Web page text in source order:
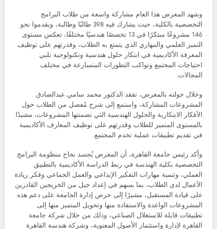
وشهد المعرض هذا العام مشاركة واسعة من طلاب البرامج
التخصصية بالكلية، حيث يشارك فيه 398 طالبًا وطالبة، ويقدموا نحو
146 مشروعًا مبتكرًا في 13 تخصصًا هندسيًا مختلفًا، تعكس مستوى
التميز العلمي والمهاري الذي يتمتع به الطلاب، وقدرتهم على توظيف
المعرفة الأكاديمية في ابتكار حلول هندسية وتكنولوجية تلبي
احتياجات المجتمع وتواكب التطورات المتسارعة في مختلف
المجالات.
وخلال جولته بالمعرض، تفقد الدكتور محمد سامي عبدالصادق
المشروعات المشاركة، واستمع إلى شرح مُفصل من الطلاب حول
الأفكار الابتكارية والحلول الهندسية التي تضمنتها المشروعات، مشيدًا
بالمستوى المتميز للطلاب وقدرتهم على توظيف المعارف الأكاديمية
في تقديم تطبيقات عملية تخدم المجتمع.
وأكد رئيس جامعة القاهرة، أن المعرض يُجسد نجاح منظومة البرامج
التخصصية بكلية الهندسة في ربط الدراسة الأكاديمية بالتطبيق
العملي، وتنمية مهارات التفكير الإبداعي والعمل الجماعي وفكر ريادة
الأعمال لدى الطلاب، بما يسهم في إعداد جيل من الخريجين القادرين
على قيادة المستقبل، مشيرًا إلى حرص إدارة الجامعة على دعم هذه
المشروعات الواعدة والاستفادة منها وتحويل المتميز منها إلى
تطبيقات قابلة للاستغلال الصناعي، وذلك من خلال شركة جامعة
القاهرة لإدارة واستثمار الأصول المعنوية، وشركة هندسة القاهرة